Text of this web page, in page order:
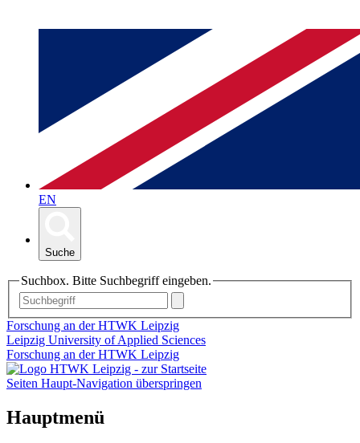
EN
Suche
Suchbox. Bitte Suchbegriff eingeben.
Forschung an der HTWK Leipzig
Leipzig University of Applied Sciences
Forschung an der HTWK Leipzig
Seiten Haupt-Navigation überspringen
Hauptmenü